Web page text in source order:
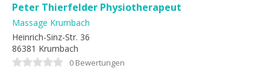
Peter Thierfelder Physiotherapeut
Massage Krumbach
Heinrich-Sinz-Str. 36
86381 Krumbach
0 Bewertungen